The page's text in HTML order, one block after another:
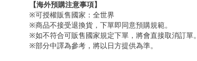
【海外預購注意事項】
※可授權販售國家：全世界
※商品不接受退換貨，下單即同意預購規範。
※如不符合可販售國家規定下單，將會直接取消訂單。
※部分中譯為參考，將以日方提供為準。